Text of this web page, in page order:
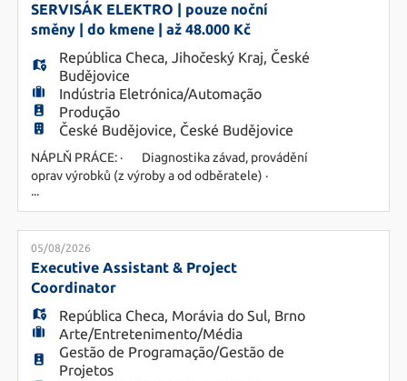
kontrola kvality, dokončovací operace,
začišťování, kompleta
SERVISÁK ELEKTRO | pouze noční
směny | do kmene | až 48.000 Kč
República Checa, Jihočeský Kraj, České
Budějovice
Indústria Eletrónica/Automação
Produção
České Budějovice, České Budějovice
NÁPLŇ PRÁCE: · Diagnostika závad, provádění
oprav výrobků (z výroby a od odběratele) ·
Řešení reklamovaných produktů se zákazníky ·
Spolupráce s oddělením technologie a kvality ·
Práce dle technické dokumentace · Noční
směna 22-06h · Zaučení v denní směně
POŽADAVKY: · Vzdělání SOU/SŠ v oboru elek
...
05/08/2026
Executive Assistant & Project
Coordinator
República Checa, Morávia do Sul, Brno
Arte/Entretenimento/Média
Gestão de Programação/Gestão de
Projetos